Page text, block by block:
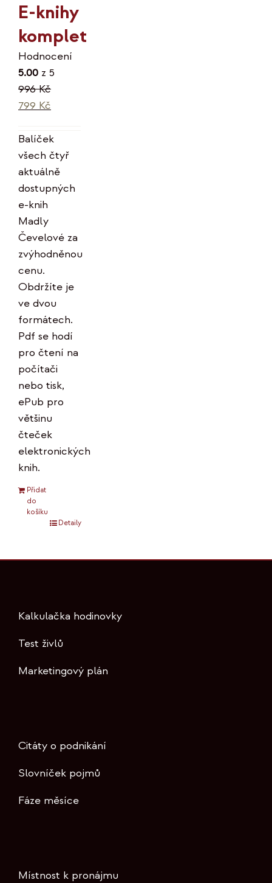
E-knihy
komplet
Hodnocení
5.00 z 5
996Kč
Původní
byla:
996 Kč.
799 Kč
je:
799 Kč.
Balíček
všech čtyř
aktuálně
dostupných
e-knih
Madly
Čevelové za
zvýhodněnou
cenu.
Obdržíte je
ve dvou
formátech.
Pdf se hodí
pro čtení na
počítači
nebo tisk,
ePub pro
většinu
čteček
elektronických
knih.
Přidat
do
košíku
Detaily
Kalkulačka hodinovky
Test živlů
Marketingový plán
Citáty o podnikání
Slovníček pojmů
Fáze měsíce
Místnost k pronájmu